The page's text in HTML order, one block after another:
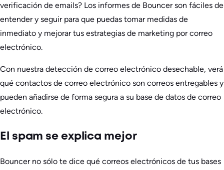
verificación de emails? Los informes de Bouncer son fáciles de
entender y seguir para que puedas tomar medidas de
inmediato y mejorar tus estrategias de marketing por correo
electrónico.
Con nuestra detección de correo electrónico desechable, verá
qué contactos de correo electrónico son correos entregables y
pueden añadirse de forma segura a su base de datos de correo
electrónico.
El spam se explica mejor
Bouncer no sólo te dice qué correos electrónicos de tus bases